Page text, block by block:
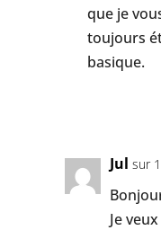
que je
toujours
basique.
Jul sur
Je